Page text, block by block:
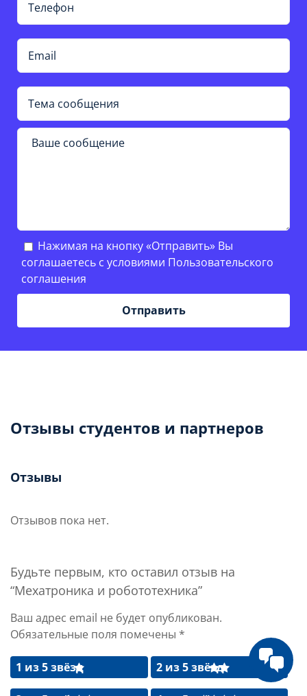
Нажимая на кнопку «Отправить» Вы
соглашаетесь с условиями Пользовательского
соглашения
Отзывы студентов и партнеров
Отзывы
Отзывов пока нет.
Будьте первым, кто оставил отзыв на
“Мехатроника и робототехника”
Ваш адрес email не будет опубликован.
Обязательные поля помечены *
1 из 5 звёзд 2 из 5 звёзд